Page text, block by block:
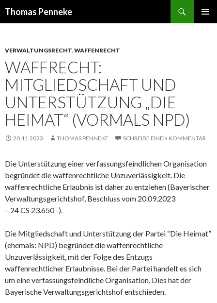
Thomas Penneke
VERWALTUNGSRECHT, WAFFENRECHT
WAFFRECHT:
MITGLIEDSCHAFT UND
UNTERSTÜTZUNG „DIE
HEIMAT“ (VORMALS NPD)
20.11.2023 THOMAS PENNEKE SCHREIBE EINEN KOMMENTAR
Die Unterstützung einer verfassungsfeindlichen Organisation
begründet die waffenrechtliche Unzuverlässigkeit. Die
waffenrechtliche Erlaubnis ist daher zu entziehen (Bayerischer
Verwaltungsgerichtshof, Beschluss vom 20.09.2023
– 24 CS 23.650 -).
Die Mitgliedschaft und Unterstützung der Partei “Die Heimat”
(ehemals: NPD) begründet die waffenrechtliche
Unzuverlässigkeit, mit der Folge des Entzugs
waffenrechtlicher Erlaubnisse. Bei der Partei handelt es sich
um eine verfassungsfeindliche Organisation. Dies hat der
Bayerische Verwaltungsgerichtshof entschieden.